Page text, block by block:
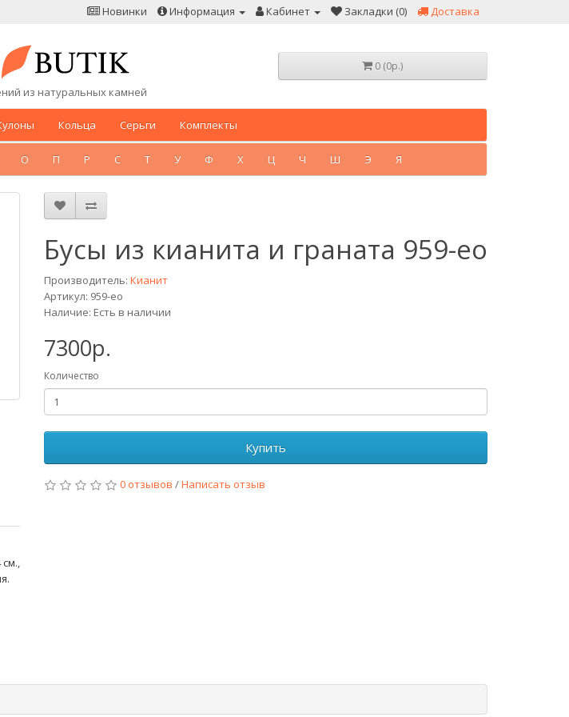
Новинки Информация Кабинет Закладки (0) Доставка
из натуральных камней
0 (0р.)
Кольца Серьги Комплекты
О П Р С Т У Ф Х Ц Ч Ш Э Я
см.,
Бусы из кианита и граната 959-eo
Производитель: Кианит
Артикул: 959-eo
Наличие: Есть в наличии
7300р.
Количество
Купить
0 отзывов /Написать отзыв